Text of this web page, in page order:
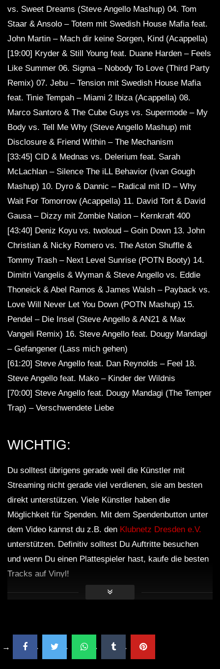
vs. Sweet Dreams (Steve Angello Mashup) 04. Tom
Staar & Ansolo – Totem mit Swedish House Mafia feat.
John Martin – Mach dir keine Sorgen, Kind (Acappella)
[19:00] Kryder & Still Young feat. Duane Harden – Feels
Like Summer 06. Sigma – Nobody To Love (Third Party
Remix) 07. Jebu – Tension mit Swedish House Mafia
feat. Tinie Tempah – Miami 2 Ibiza (Acappella) 08.
Marco Santoro & The Cube Guys vs. Supermode – My
Body vs. Tell Me Why (Steve Angello Mashup) mit
Disclosure & Friend Within – The Mechanism
[33:45] CID & Mednas vs. Delerium feat. Sarah
McLachlan – Silence The iLL Behavior (Ivan Gough
Mashup) 10. Dyro & Dannic – Radical mit ID – Why
Wait For Tomorrow (Acappella) 11. David Tort & David
Gausa – Dizzy mit Zombie Nation – Kernkraft 400
[43:40] Deniz Koyu vs. twoloud – Goin Down 13. John
Christian & Nicky Romero vs. The Aston Shuffle &
Tommy Trash – Next Level Sunrise (POTN Booty) 14.
Dimitri Vangelis & Wyman & Steve Angello vs. Eddie
Thoneick & Abel Ramos & James Walsh – Payback vs.
Love Will Never Let You Down (POTN Mashup) 15.
Pendel – Die Insel (Steve Angello & AN21 & Max
Vangeli Remix) 16. Steve Angello feat. Dougy Mandagi
– Gefangener (Lass mich gehen)
[61:20] Steve Angello feat. Dan Reynolds – Feel 18.
Steve Angello feat. Mako – Kinder der Wildnis
[70:00] Steve Angello feat. Dougy Mandagi (The Temper
Trap) – Verschwendete Liebe
WICHTIG:
Du solltest übrigens gerade weil die Künstler mit
Streaming nicht gerade viel verdienen, sie am besten
direkt unterstützen. Viele Künstler haben die
Möglichkeit für Spenden. Mit dem Spendenbutton unter
dem Video kannst du z.B. den Klubnetz Dresden e.V.
unterstützen. Definitiv solltest Du Auftritte besuchen
und wenn Du einen Plattespieler hast, kaufe die besten
Tracks auf Vinyl!